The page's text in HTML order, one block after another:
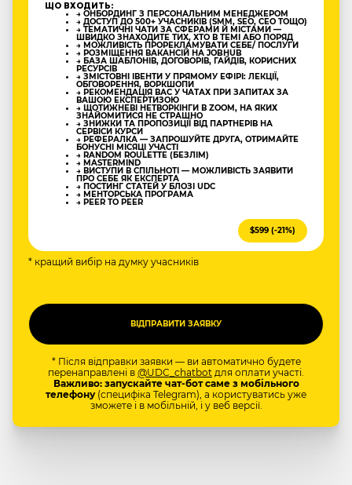
ЩО ВХОДИТЬ:
→ ОНБОРДИНГ З ПЕРСОНАЛЬНИМ МЕНЕДЖЕРОМ
→ ДОСТУП ДО 500+ УЧАСНИКІВ (SMM, SEO, CEO ТОЩО)
→ ТЕМАТИЧНІ ЧАТИ ЗА СФЕРАМИ Й МІСТАМИ —
ШВИДКО ЗНАХОДИТЕ ТИХ, ХТО В ТЕМІ АБО ПОРЯД
→ МОЖЛИВІСТЬ ПРОРЕКЛАМУВАТИ СЕБЕ/ ПОСЛУГИ
→ РОЗМІЩЕННЯ ВАКАНСІЙ НА JOBHUB
→ БАЗА ШАБЛОНІВ, ДОГОВОРІВ, ГАЙДІВ, КОРИСНИХ
РЕСУРСІВ
→ ЗМІСТОВНІ ІВЕНТИ У ПРЯМОМУ ЕФІРІ: ЛЕКЦІЇ,
ОБГОВОРЕННЯ, ВОРКШОПИ
→ РЕКОМЕНДАЦІЯ ВАС У ЧАТАХ ПРИ ЗАПИТАХ ЗА
ВАШОЮ ЕКСПЕРТИЗОЮ
→ ЩОТИЖНЕВІ НЕТВОРКІНГИ В ZOOM, НА ЯКИХ
ЗНАЙОМИТИСЯ НЕ СТРАШНО
→ ЗНИЖКИ ТА ПРОПОЗИЦІЇ ВІД ПАРТНЕРІВ НА
СЕРВІСИ КУРСИ
→ РЕФЕРАЛКА — ЗАПРОШУЙТЕ ДРУГА, ОТРИМАЙТЕ
БОНУСНІ МІСЯЦІ УЧАСТІ
→ RANDOM ROULETTE (БЕЗЛІМ)
→ MASTERMIND
→ ВИСТУПИ В СПІЛЬНОТІ — МОЖЛИВІСТЬ ЗАЯВИТИ
ПРО СЕБЕ ЯК ЕКСПЕРТА
→ ПОСТИНГ СТАТЕЙ У БЛОЗІ UDC
→ МЕНТОРСЬКА ПРОГРАМА
→ PEER TO PEER
$599 (-21%)
* кращий вибір на думку учасників
* Після відправки заявки — ви автоматично будете
перенаправлені в @UDC_chatbot для оплати участі.
Важливо: запускайте чат-бот саме з мобільного
телефону(специфіка Telegram), а користуватись уже
зможете і в мобільній, і у веб версії.